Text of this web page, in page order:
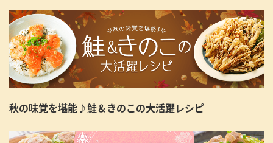
秋の味覚を堪能♪鮭＆きのこの大活躍レシピ